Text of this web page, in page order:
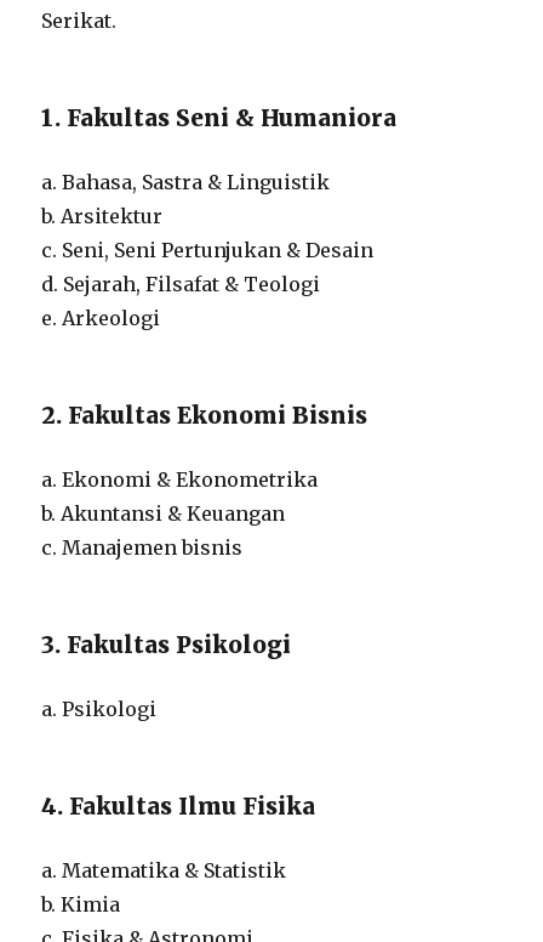
Serikat.
1. Fakultas Seni & Humaniora
a. Bahasa, Sastra & Linguistik
b. Arsitektur
c. Seni, Seni Pertunjukan & Desain
d. Sejarah, Filsafat & Teologi
e. Arkeologi
2. Fakultas Ekonomi Bisnis
a. Ekonomi & Ekonometrika
b. Akuntansi & Keuangan
c. Manajemen bisnis
3. Fakultas Psikologi
a. Psikologi
4. Fakultas Ilmu Fisika
a. Matematika & Statistik
b. Kimia